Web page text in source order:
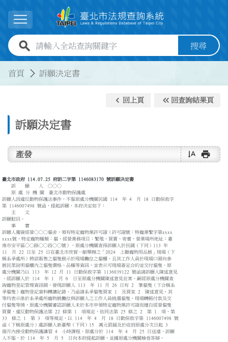
展開選單
全站查詢關鍵字欄位 搜尋
首頁 訴願決定書
訴願決定書
keyboard_arrow_left 回上頁 keyboard_double_arrow_left 回查詢結果頁
產發 text_rotate_vertical print
臺北市政府 114.07.25 府訴二字第 1146083170 號訴願決定書
訴 願 人 ○○○
原 處 分 機 關 臺北市動物保護處
訴願人因違反動物保護法事件，不服原處分機關民國 114 年 4 月 18 日動保救字
第 1146007498 號函，提起訴願，本府決定如下：
主 文
訴願駁回。
事 實
訴願人獨資經營○○○貓舍，領有特定寵物業許可證（許可證號：特寵業繁字第xxxx
xxxx號，特定寵物種類：貓，經營業務項目：繁殖、買賣、寄養，營業場所地址：臺
南市安平區○○路○○段○○號），原處分機關查得訴願人於民國（下同）113 年
11 月 22 日至 25 日在臺北市世貿一館舉辦之「2024 上聯寵物用品展」現場（下
稱系爭處所）將欲販售之貓隻展示於現場攤位之貓櫃，且其工作人員於現場口頭向參
展民眾說明貓櫃內之貓隻價格、品種等資訊，並表示可現場簽定合約並交付貓隻。原
處分機關乃以 113 年 12 月 11 日動保救字第 1136039122 號函請訴願人陳述意見
，經訴願人於 114 年 1 月 6 日至原處分機關陳述意見在案。嗣經原處分機關查
詢寵物登記管理資訊網，發現訴願人 113 年 11 月 26 日有 2 筆貓隻（下合稱系
爭貓隻）寵物登記資料轉讓紀錄，乃函請系爭貓隻買家 1 及買家 2 陳述意見，其
等均表示係於系爭處所寵物展攤位與訴願人之工作人員挑選貓隻、現場轉帳付款及交
付貓隻等情，原處分機關審認訴願人未於本市申領特定寵物業許可證而擅自經營貓隻
買賣，違反動物保護法第 22 條第 1 項規定，依同法第 25 條之 2 第 1 項、第
33 條之 1 第 3 項等規定，以 114 年 4 月 18 日動保救字第 1146007498 號
函（下稱原處分）處訴願人新臺幣（下同）15 萬元罰鍰及於收到原處分次日起 3
個月內接受動物保護講習 4 小時課程。原處分於 114 年 4 月 25 日送達，訴願
人不服，於 114 年 5 月 5 日向本府提起訴願，並據原處分機關檢卷答辯。